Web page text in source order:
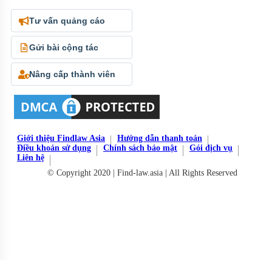
Tư vấn quảng cáo
Gửi bài cộng tác
Nâng cấp thành viên
Giới thiệu Findlaw Asia
Hướng dẫn thanh toán
Điều khoản sử dụng
Chính sách bảo mật
Gói dịch vụ
Liên hệ
© Copyright 2020 | Find-law.asia | All Rights Reserved